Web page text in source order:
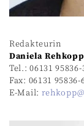
Redakteurin
Daniela Rehkopp
Tel.: 06131 95836-
Fax: 06131 95836-
E-Mail: